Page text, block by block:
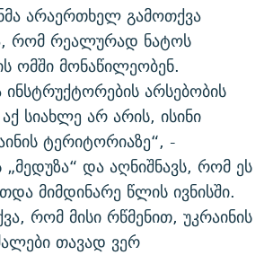
არაერთხელ გამოთქვა
რომ რეალურად ნატოს
ომში მონაწილეობენ.
არსებობის
სიახლე არ არის, ისინი
ტერიტორიაზე“, -
„მედუზა“ და აღნიშნავს, რომ ეს
მიმდინარე წლის ივნისში.
რომ მისი რწმენით, უკრაინის
თავად ვერ